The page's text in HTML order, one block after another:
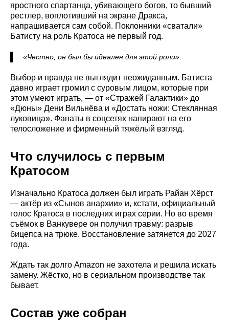
яростного спартанца, убивающего богов, то бывший
рестлер, воплотивший на экране Дракса,
напрашивается сам собой. Поклонники «сватали»
Батисту на роль Кратоса не первый год.
«Честно, он был бы идеален для этой роли».
Выбор и правда не выглядит неожиданным. Батиста
давно играет громил с суровым лицом, которые при
этом умеют играть, — от «Стражей Галактики» до
«Дюны» Дени Вильнёва и «Достать ножи: Стеклянная
луковица». Фанаты в соцсетях напирают на его
телосложение и фирменный тяжёлый взгляд.
Что случилось с первым
Кратосом
Изначально Кратоса должен был играть Райан Хёрст
— актёр из «Сынов анархии» и, кстати, официальный
голос Кратоса в последних играх серии. Но во время
съёмок в Ванкувере он получил травму: разрыв
бицепса на трюке. Восстановление затянется до 2027
года.
Ждать так долго Amazon не захотела и решила искать
замену. Жёстко, но в сериальном производстве так
бывает.
Состав уже собран